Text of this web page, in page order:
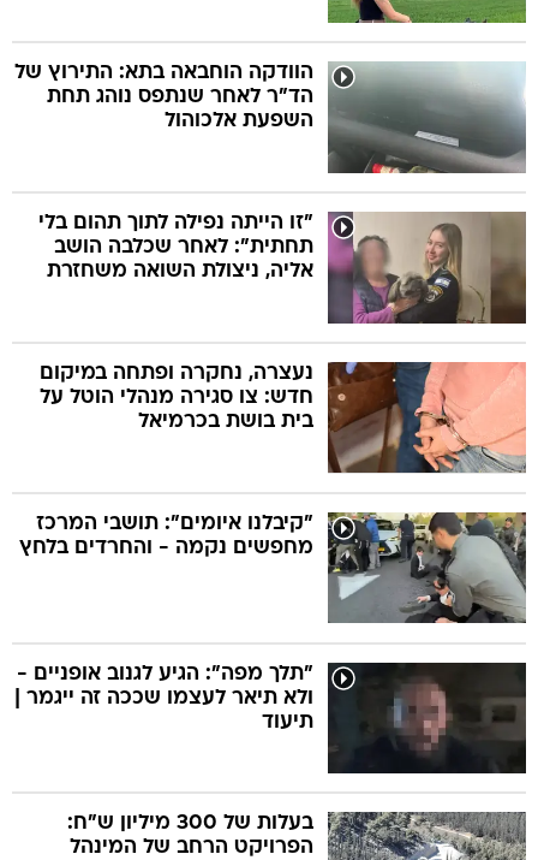
הוודקה הוחבאה בתא: התירוץ של
הד"ר לאחר שנתפס נוהג תחת
השפעת אלכוהול
"זו הייתה נפילה לתוך תהום בלי
תחתית": לאחר שכלבה הושב
אליה, ניצולת השואה משחזרת
נעצרה, נחקרה ופתחה במיקום
חדש: צו סגירה מנהלי הוטל על
בית בושת בכרמיאל
"קיבלנו איומים": תושבי המרכז
מחפשים נקמה - והחרדים בלחץ
"תלך מפה": הגיע לגנוב אופניים -
ולא תיאר לעצמו שככה זה ייגמר |
תיעוד
בעלות של 300 מיליון ש"ח:
הפרויקט הרחב של המינהל